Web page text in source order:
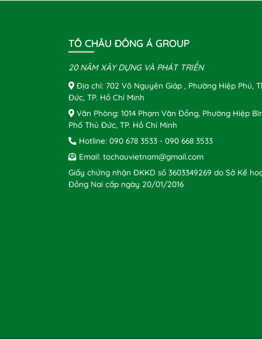
TÔ CHÂU ĐÔNG Á GROUP
20 NĂM XÂY DỰNG VÀ PHÁT TRIỂN
Địa chỉ: 702 Võ Nguyên Giáp , Phường Hiệp Phú,
Đức, TP. Hồ Chí Minh
Văn Phòng: 1014 Phạm Văn Đồng, Phường Hiệp
Phố Thủ Đức, TP. Hồ Chí Minh
Hotline: 090 678 3533 - 090 668 3533
Email: tochauvietnam@gmail.com
Giấy chứng nhận ĐKKD số 3603349269 do Sở Kế
Đồng Nai cấp ngày 20/01/2016